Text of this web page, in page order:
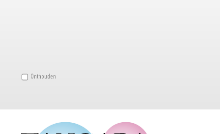
Onthouden